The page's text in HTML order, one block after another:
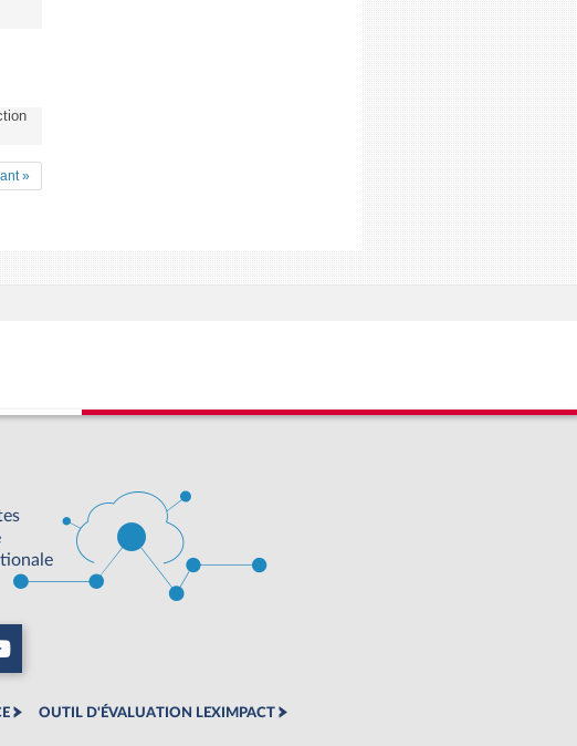
»
OUTIL D'ÉVALUATION LEXIMPACT